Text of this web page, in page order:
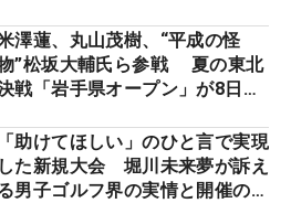
のヒトネタ！】
澤蓮、丸山茂樹、“平成の怪
”松坂大輔氏ら参戦 夏の東北
戦「岩手県オープン」が8日開
「助けてほしい」のひと言で実現
した新規大会 堀川未来夢が訴え
男子ゴルフ界の実情と開催の舞